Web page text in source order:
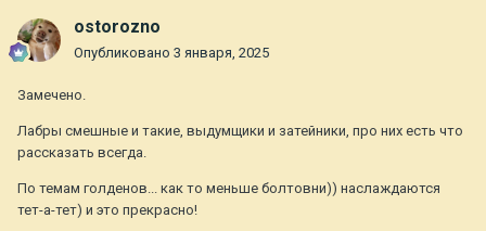
ostorozno
Опубликовано 3 января, 2025
Замечено.
Лабры смешные и такие, выдумщики и затейники, про них есть что
рассказать всегда.
По темам голденов... как то меньше болтовни)) наслаждаются
тет-а-тет) и это прекрасно!